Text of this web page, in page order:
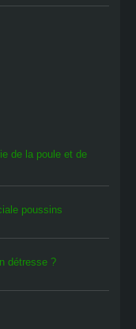
de la poule et de
poussins
détresse ?